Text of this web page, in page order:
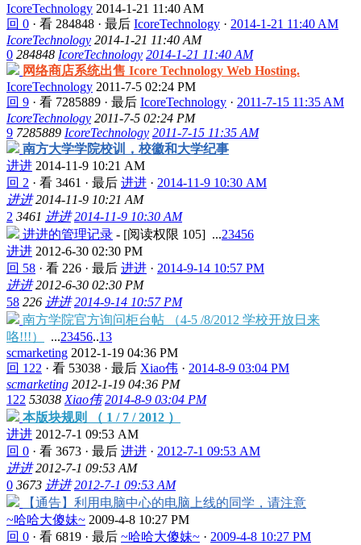
IcoreTechnology 2014-1-21 11:40 AM
回 0 · 看 284848 · 最后 IcoreTechnology · 2014-1-21 11:40 AM
IcoreTechnology 2014-1-21 11:40 AM
0 284848 IcoreTechnology 2014-1-21 11:40 AM
网络商店系统出售 Icore Technology Web Hosting.
IcoreTechnology 2011-7-5 02:24 PM
回 9 · 看 7285889 · 最后 IcoreTechnology · 2011-7-15 11:35 AM
IcoreTechnology 2011-7-5 02:24 PM
9 7285889 IcoreTechnology 2011-7-15 11:35 AM
南方大学学院校训，校徽和大学纪事
进进 2014-11-9 10:21 AM
回 2 · 看 3461 · 最后 进进 · 2014-11-9 10:30 AM
进进 2014-11-9 10:21 AM
2 3461 进进 2014-11-9 10:30 AM
进进的管理记录 - [阅读权限 105] ...23456
进进 2012-6-30 02:30 PM
回 58 · 看 226 · 最后 进进 · 2014-9-14 10:57 PM
进进 2012-6-30 02:30 PM
58 226 进进 2014-9-14 10:57 PM
南方学院官方询问柜台帖 （4-5 /8/2012 学校开放日来
咯!!!）
...23456..13
scmarketing 2012-1-19 04:36 PM
回 122 · 看 53038 · 最后 Xiao伟 · 2014-8-9 03:04 PM
scmarketing 2012-1-19 04:36 PM
122 53038 Xiao伟 2014-8-9 03:04 PM
本版块规则 （ 1 / 7 / 2012 ）
进进 2012-7-1 09:53 AM
回 0 · 看 3673 · 最后 进进 · 2012-7-1 09:53 AM
进进 2012-7-1 09:53 AM
0 3673 进进 2012-7-1 09:53 AM
【通告】利用电脑中心的电脑上线的同学，请注意
~哈哈大傻妹~ 2009-4-8 10:27 PM
回 0 · 看 6819 · 最后 ~哈哈大傻妹~ · 2009-4-8 10:27 PM